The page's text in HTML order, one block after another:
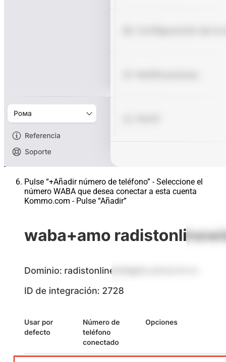
Pulse “+Añadir número de teléfono” - Seleccione el
número WABA que desea conectar a esta cuenta
Kommo.com - Pulse “Añadir”